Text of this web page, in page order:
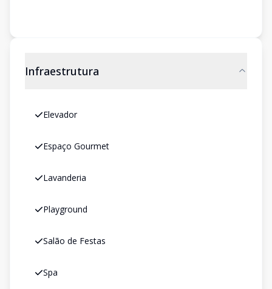
Infraestrutura
Elevador
Espaço Gourmet
Lavanderia
Playground
Salão de Festas
Spa